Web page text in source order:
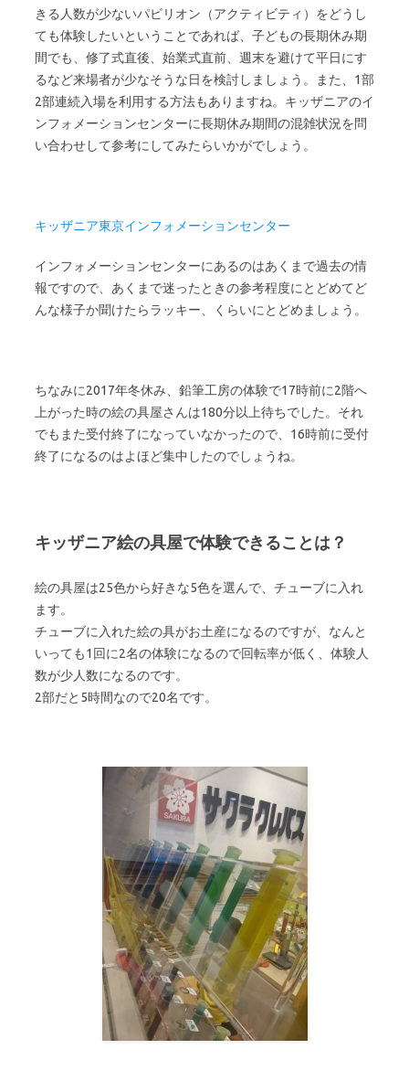
きる人数が少ないパビリオン（アクティビティ）をどうし
ても体験したいということであれば、子どもの長期休み期
間でも、修了式直後、始業式直前、週末を避けて平日にす
るなど来場者が少なそうな日を検討しましょう。また、1部
2部連続入場を利用する方法もありますね。キッザニアのイ
ンフォメーションセンターに長期休み期間の混雑状況を問
い合わせして参考にしてみたらいかがでしょう。
キッザニア東京インフォメーションセンター
インフォメーションセンターにあるのはあくまで過去の情
報ですので、あくまで迷ったときの参考程度にとどめてど
んな様子か聞けたらラッキー、くらいにとどめましょう。
ちなみに2017年冬休み、鉛筆工房の体験で17時前に2階へ
上がった時の絵の具屋さんは180分以上待ちでした。それ
でもまた受付終了になっていなかったので、16時前に受付
終了になるのはよほど集中したのでしょうね。
キッザニア絵の具屋で体験できることは？
絵の具屋は25色から好きな5色を選んで、チューブに入れ
ます。
チューブに入れた絵の具がお土産になるのですが、なんと
いっても1回に2名の体験になるので回転率が低く、体験人
数が少人数になるのです。
2部だと5時間なので20名です。